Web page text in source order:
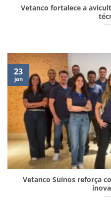
Vetanco fortalece a
Vetanco Suínos reforça
23
jan